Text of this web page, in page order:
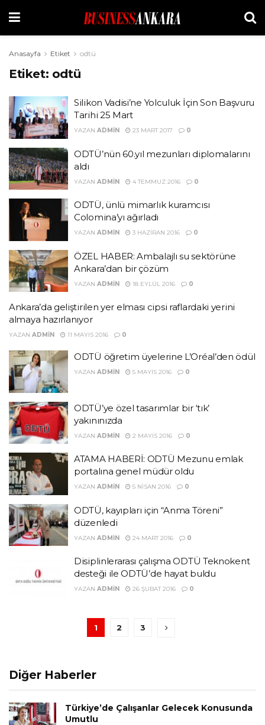
Anasayfa Etiket odtü
Etiket: odtü
Silikon Vadisi’ne Yolculuk İçin Son Başvuru
Tarihi 25 Mart
YAZAN ADMIN 23 MART 2017 0
ODTÜ’nün 60.yıl mezunları diplomalarını
aldı
YAZAN ADMIN 4 TEMMUZ 2016 0
ODTÜ, ünlü mimarlık kuramcısı
Colomina’yı ağırladı
YAZAN ADMIN 3 HAZIRAN 2016 0
ÖZEL HABER: Ambalajlı su sektörüne
Ankara’dan bir çözüm
YAZAN ADMIN 18 EYLÜL 2016 0
Ankara’da geliştirilen yer elması cipsi raflardaki yerini
almaya hazırlanıyor
YAZAN ADMIN 11 MAYIS 2016 0
ODTÜ öğretim üyelerine L’Oréal’den ödül
YAZAN ADMIN 5 MAYIS 2016 0
ODTÜ’ye özel tasarımlar bir ‘tık’
yakınınızda
YAZAN ADMIN 2 MAYIS 2016 0
ATAMA HABERİ: ODTÜ Mezunu emlak
portalına genel müdür oldu
YAZAN ADMIN 5 NISAN 2016 0
ODTÜ, kayıpları için “Anma Töreni”
düzenledi
YAZAN ADMIN 24 MART 2016 0
Disiplinlerarası çalışma ODTÜ Teknokent
desteği ile ODTÜ’de hayat buldu
YAZAN ADMIN 26 ŞUBAT 2016 0
1 2 3
Diğer Haberler
Türkiye’de Çalışanlar Gelecek Konusunda
Umutlu